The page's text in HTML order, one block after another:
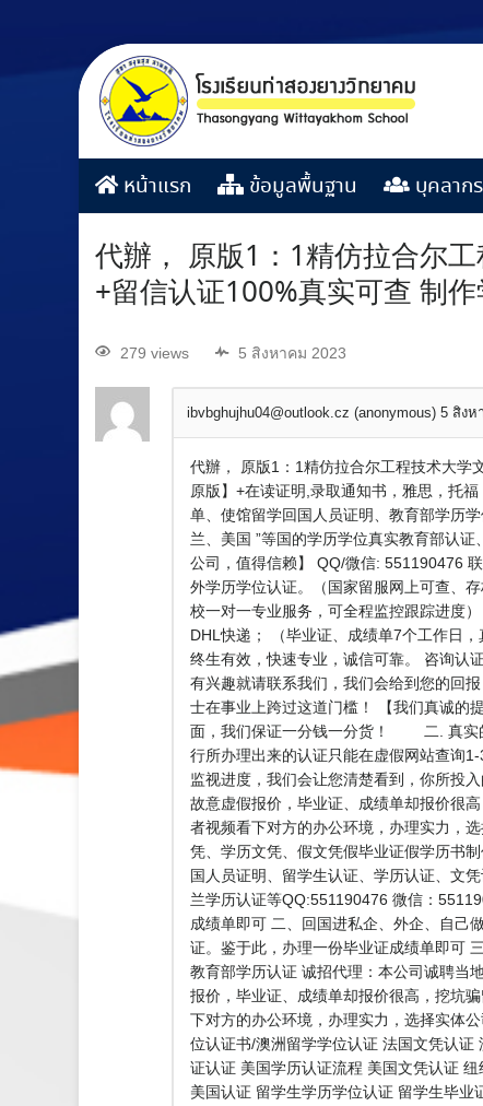
หน้าแรก ข้อมูลพื้นฐาน บุคลากร
代辦， 原版1：1精仿拉合尔
+留信认证100%真实可查 制
279 views 5 สิงหาคม 2023
ibvbghujhu04@outlook.cz (anonymous) 5 สิงห
代辦， 原版1：1精仿拉合尔工程技术大学
原版】+在读证明,录取通知书，雅思，托
单、使馆留学回国人员证明、教育部学历
兰、美国 ”等国的学历学位真实教育部认
公司，值得信赖】 QQ/微信: 551190476
外学历学位认证。（国家留服网上可查、
校一对一专业服务，可全程监控跟踪进度
DHL快递； （毕业证、成绩单7个工作日
终生有效，快速专业，诚信可靠。 咨询认
有兴趣就请联系我们，我们会给到您的回
士在事业上跨过这道门槛！ 【我们真诚
面，我们保证一分钱一分货！ 二. 真实的
行所办理出来的认证只能在虚假网站查询
监视进度，我们会让您清楚看到，你所投
故意虚假报价，毕业证、成绩单却报价很
者视频看下对方的办公环境，办理实力，
凭、学历文凭、假文凭假毕业证假学历书
国人员证明、留学生认证、学历认证、文
兰学历认证等QQ:551190476 微信：
成绩单即可 二、回国进私企、外企、自己
证。鉴于此，办理一份毕业证成绩单即可
教育部学历认证 诚招代理：本公司诚聘当
报价，毕业证、成绩单却报价很高，挖坑
下对方的办公环境，办理实力，选择实体
位认证书/澳洲留学学位认证 法国文凭认
证认证 美国学历认证流程 美国文凭认证
美国认证 留学生学历学位认证 留学生毕